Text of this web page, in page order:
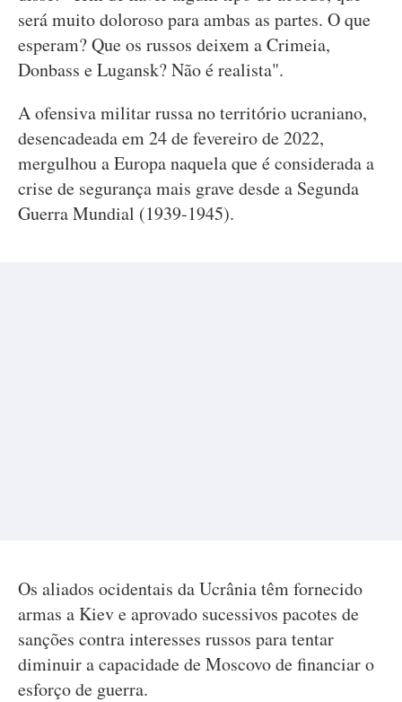
será muito doloroso para ambas as partes. O que
esperam? Que os russos deixem a Crimeia,
Donbass e Lugansk? Não é realista".
A ofensiva militar russa no território ucraniano,
desencadeada em 24 de fevereiro de 2022,
mergulhou a Europa naquela que é considerada a
crise de segurança mais grave desde a Segunda
Guerra Mundial (1939-1945).
Os aliados ocidentais da Ucrânia têm fornecido
armas a Kiev e aprovado sucessivos pacotes de
sanções contra interesses russos para tentar
diminuir a capacidade de Moscovo de financiar o
esforço de guerra.